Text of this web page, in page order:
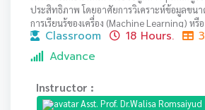
ประสิทธิภาพ โดยอาศัยการวิเคราะห์ข้อมูลขน
การเรียนรู้ของเครื่อง (Machine Learning) หรือ
(Deep Learning) สำหรับค้นหารูปแบบในข้อมูล
ของลูกค้าที่มีความคล้ายคลึงกัน (similarity) แล
ระบบแนะนำ
Classroom 18 Hours.
Advance
Instructor :
Asst. Prof. Dr.Walisa Romsaiyud